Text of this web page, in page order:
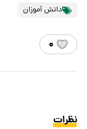
دانش آموزان
۰
نظرات